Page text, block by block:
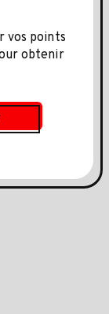
vos points
obtenir